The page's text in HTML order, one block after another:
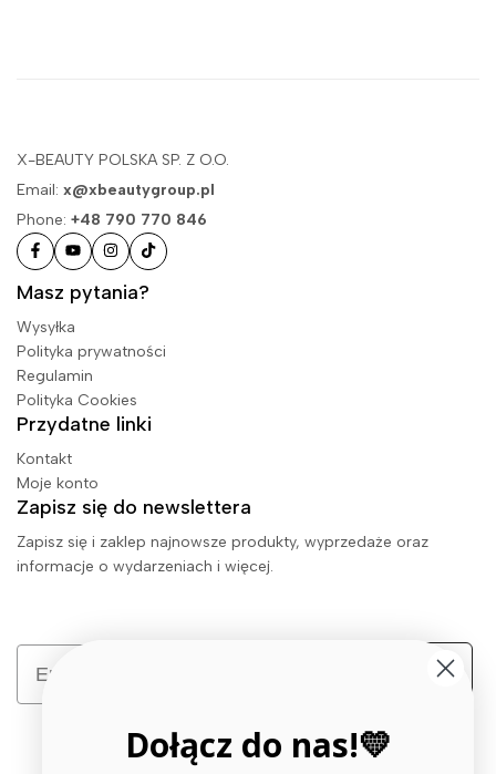
X-BEAUTY POLSKA SP. Z O.O.
Email: x@xbeautygroup.pl
Phone: +48 790 770 846
Masz pytania?
Wysyłka
Polityka prywatności
Regulamin
Polityka Cookies
Przydatne linki
Kontakt
Moje konto
Zapisz się do newslettera
Zapisz się i zaklep najnowsze produkty, wyprzedaże oraz
informacje o wydarzeniach i więcej.
Email
Zapisz się
Dołącz do nas!💛